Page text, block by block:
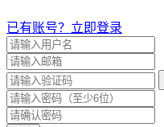
已有账号？立即登录